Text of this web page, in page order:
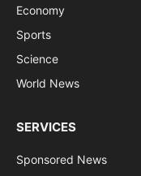
Economy
Sports
Science
World News
SERVICES
Sponsored News